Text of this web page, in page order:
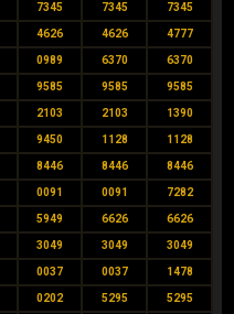
7345 7345 7345
4626 4626 4777
0989 6370 6370
9585 9585 9585
2103 2103 1390
9450 1128 1128
8446 8446 8446
0091 0091 7282
5949 6626 6626
3049 3049 3049
0037 0037 1478
0202 5295 5295